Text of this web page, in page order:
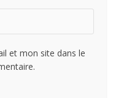
et mon site dans le